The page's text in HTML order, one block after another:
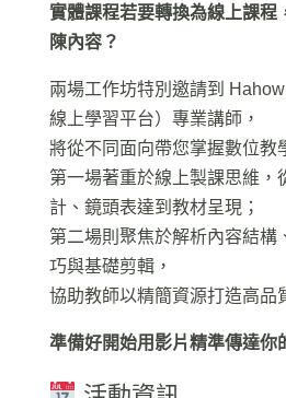
實體課程若要轉換為線上課程
陳內容？
兩場工作坊特別邀請到
線上學習平台）專業講師，
將從不同面向帶您掌握數位教
第一場著重於線上製課思維，
計、鏡頭表達到教材呈現；
第二場則聚焦於解析內容結構
巧與基礎剪輯，
協助教師以精簡資源打造高品
準備好開始用影片精準傳達你